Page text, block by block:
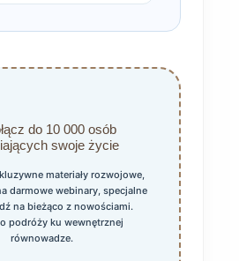
do 10 000 osób
swoje życie
materiały rozwojowe,
darmowe webinary, specjalne
na bieżąco z nowościami.
podróży ku wewnętrznej
równowadze.